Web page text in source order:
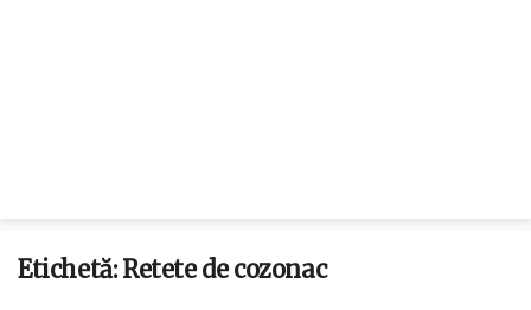
Etichetă: Retete de cozonac